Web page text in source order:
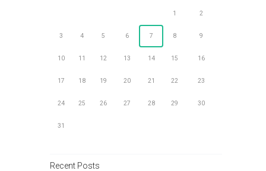
1 2
3 4 5 6 7 8 9
10 11 12 13 14 15 16
17 18 19 20 21 22 23
24 25 26 27 28 29 30
31
Recent Posts